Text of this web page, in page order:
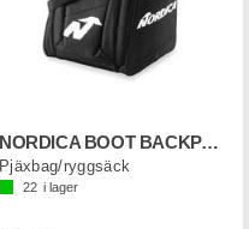
NORDICA BOOT BACKPACK Svart/Röd
Pjäxbag/ryggsäck
22 i lager